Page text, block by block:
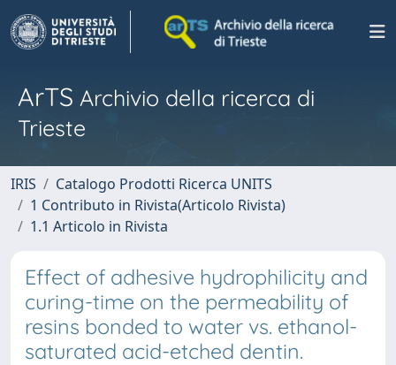
ArTS Archivio della ricerca di
Trieste
IRIS
Catalogo Prodotti Ricerca UNITS
1 Contributo in Rivista(Articolo Rivista)
1.1 Articolo in Rivista
Effect of adhesive hydrophilicity and
curing-time on the permeability of
resins bonded to water vs. ethanol-
saturated acid-etched dentin.